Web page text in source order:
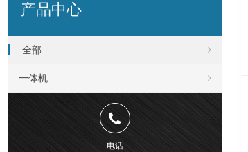
产品中心
全部
一体机
电话